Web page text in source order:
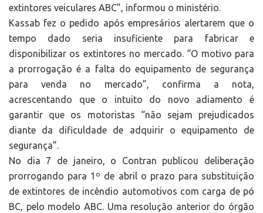
extintores veiculares ABC”, informou o ministério.
Kassab fez o pedido após empresários alertarem que o
tempo dado seria insuficiente para fabricar e
disponibilizar os extintores no mercado. “O motivo para
a prorrogação é a falta do equipamento de segurança
para venda no mercado”, confirma a nota,
acrescentando que o intuito do novo adiamento é
garantir que os motoristas “não sejam prejudicados
diante da dificuldade de adquirir o equipamento de
segurança”.
No dia 7 de janeiro, o Contran publicou deliberação
prorrogando para 1º de abril o prazo para substituição
de extintores de incêndio automotivos com carga de pó
BC, pelo modelo ABC. Uma resolução anterior do órgão